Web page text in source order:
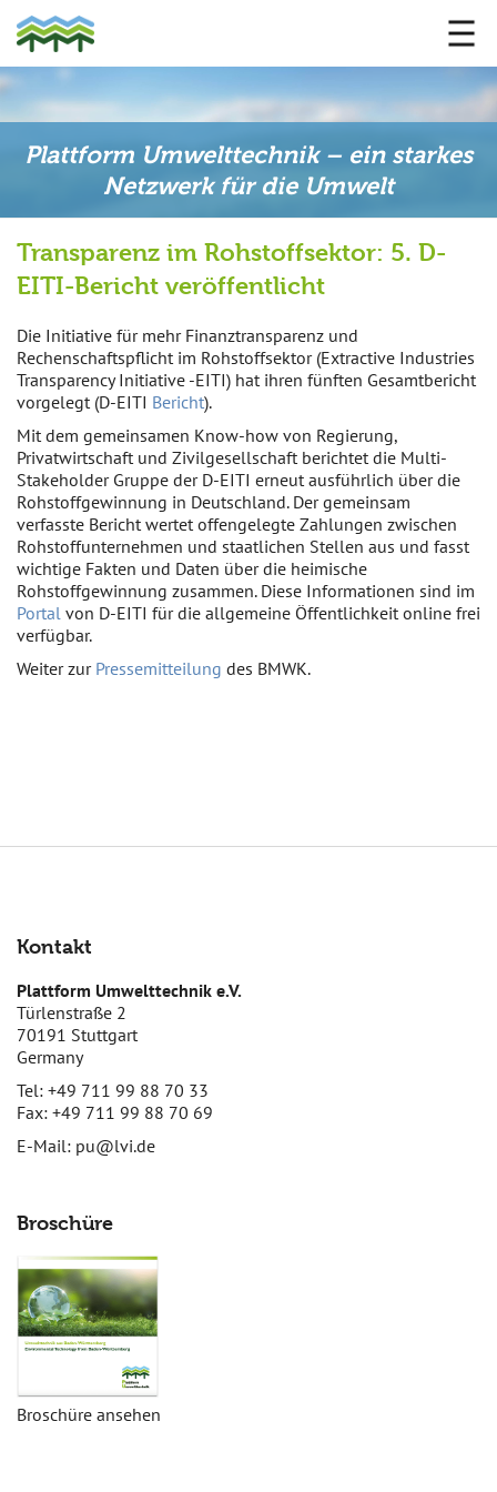
Plattform Umwelttechnik – ein starkes
Netzwerk für die Umwelt
Transparenz im Rohstoffsektor: 5. D-
EITI-Bericht veröffentlicht
Die Initiative für mehr Finanztransparenz und
Rechenschaftspflicht im Rohstoffsektor (Extractive Industries
Transparency Initiative -EITI) hat ihren fünften Gesamtbericht
vorgelegt (D-EITI Bericht).
Mit dem gemeinsamen Know-how von Regierung,
Privatwirtschaft und Zivilgesellschaft berichtet die Multi-
Stakeholder Gruppe der D-EITI erneut ausführlich über die
Rohstoffgewinnung in Deutschland. Der gemeinsam
verfasste Bericht wertet offengelegte Zahlungen zwischen
Rohstoffunternehmen und staatlichen Stellen aus und fasst
wichtige Fakten und Daten über die heimische
Rohstoffgewinnung zusammen. Diese Informationen sind im
Portal von D-EITI für die allgemeine Öffentlichkeit online frei
verfügbar.
Weiter zur Pressemitteilung des BMWK.
Kontakt
Plattform Umwelttechnik e.V.
Türlenstraße 2
70191 Stuttgart
Germany
Tel: +49 711 99 88 70 33
Fax: +49 711 99 88 70 69
E-Mail: pu@lvi.de
Broschüre
Broschüre ansehen